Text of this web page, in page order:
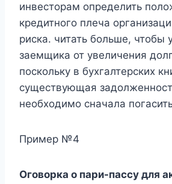
инвесторам определить
кредитного плеча
риска. читать больше, чтобы
заемщика от увеличения
поскольку в бухгалтерских
существующая
необходимо сначала
Пример №4
Оговорка о пари-пассу для